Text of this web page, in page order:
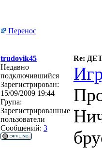
Перенос
trudovik45
Re:
Недавно
подключившийся
Зарегистрирован:
15/09/2009 19:44
Група:
Зарегистрированные
пользователи
Сообщений: 3